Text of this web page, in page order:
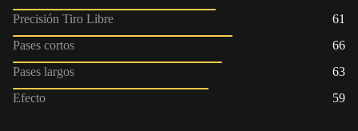
Precisión Tiro Libre
61
Pases cortos
66
Pases largos
63
Efecto
59